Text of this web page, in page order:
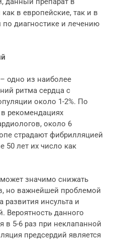
в европейские, так и в
диагностике и лечению
одно из наиболее
ритма сердца с
около 1-2%. По
рекомендациях
около 6
страдают фибрилляцией
50 лет их число как
значимо снижать
но важнейшей проблемой
инсульта и
Вероятность данного
в 5-6 раз при неклапанной
предсердий является